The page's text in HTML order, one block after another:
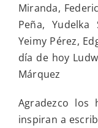
Miranda,
Peña,
Yeimy Pérez,
día de hoy
Márquez
Agradezco los
inspiran a